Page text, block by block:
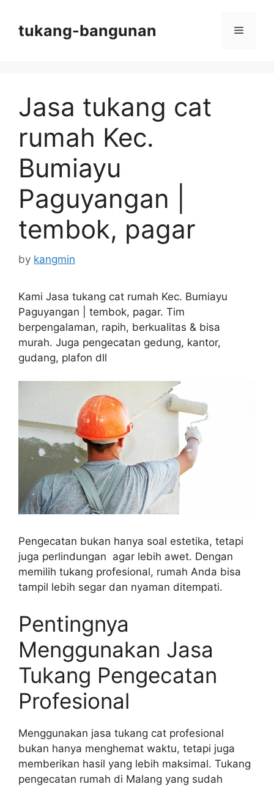
contenttukang-bangunan Menu
Jasa tukang cat
rumah Kec.
Bumiayu
Paguyangan |
tembok, pagar
by kangmin
Kami Jasa tukang cat rumah Kec. Bumiayu
Paguyangan | tembok, pagar. Tim
berpengalaman, rapih, berkualitas & bisa
murah. Juga pengecatan gedung, kantor,
gudang, plafon dll
Pengecatan bukan hanya soal estetika, tetapi
juga perlindungan agar lebih awet. Dengan
memilih tukang profesional, rumah Anda bisa
tampil lebih segar dan nyaman ditempati.
Pentingnya
Menggunakan Jasa
Tukang Pengecatan
Profesional
Menggunakan jasa tukang cat profesional
bukan hanya menghemat waktu, tetapi juga
memberikan hasil yang lebih maksimal. Tukang
pengecatan rumah di Malang yang sudah